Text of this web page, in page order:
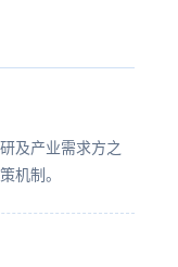
及产业需求方之
机制。